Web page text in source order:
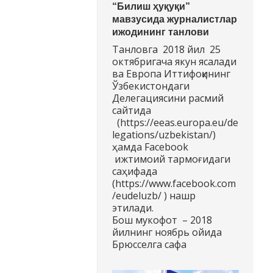
“Билиш ҳуқуқи”
мавзусида журналистлар
ижодининг танлови
Танловга 2018 йил 25
октябригача якун ясалади
ва Европа Иттифоқининг
Ўзбекистондаги
Делегациясини расмий
сайтида
(https://eeas.europa.eu/de
legations/uzbekistan/)
ҳамда Facebook
ижтимоий тармоғидаги
саҳифада
(https://www.facebook.com
/eudeluzb/ ) нашр
этилади.
Бош мукофот – 2018
йилнинг ноябрь ойида
Брюсселга сафа